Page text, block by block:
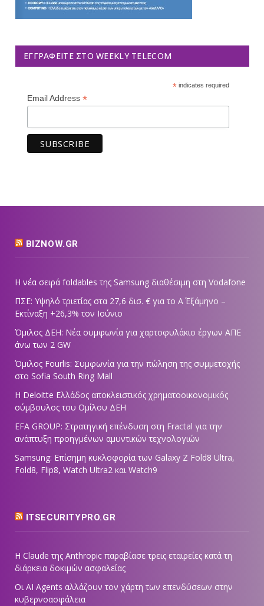
ΕΓΓΡΑΦΕΊΤΕ ΣΤΟ WEEKLY TELECOM
*indicates required
Email Address *
BIZNOW.GR
Η νέα σειρά foldables της Samsung διαθέσιμη στη Vodafone
ΠΣΕ: Υψηλό τριετίας στα 27,6 δισ. € για το Α΄ Εξάμηνο –
Εκτίναξη +26,3% τον Ιούνιο
Όμιλος ΔΕΗ: Νέα συμφωνία για χαρτοφυλάκιο έργων ΑΠΕ
άνω των 2 GW
Όμιλος Fourlis: Συμφωνία για την πώληση της συμμετοχής
στο Sofia South Ring Mall
Η Deloitte Ελλάδος αποκλειστικός χρηματοοικονομικός
σύμβουλος του Ομίλου ΔΕΗ
EFA GROUP: Στρατηγική επένδυση στη Fractal για την
ανάπτυξη προηγμένων αμυντικών τεχνολογιών
Samsung: Επίσημη κυκλοφορία των Galaxy Z Fold8 Ultra,
Fold8, Flip8, Watch Ultra2 και Watch9
ITSECURITYPRO.GR
Η Claude της Anthropic παραβίασε τρεις εταιρείες κατά τη
διάρκεια δοκιμών ασφαλείας
Οι AI Agents αλλάζουν τον χάρτη των επενδύσεων στην
κυβερνοασφάλεια